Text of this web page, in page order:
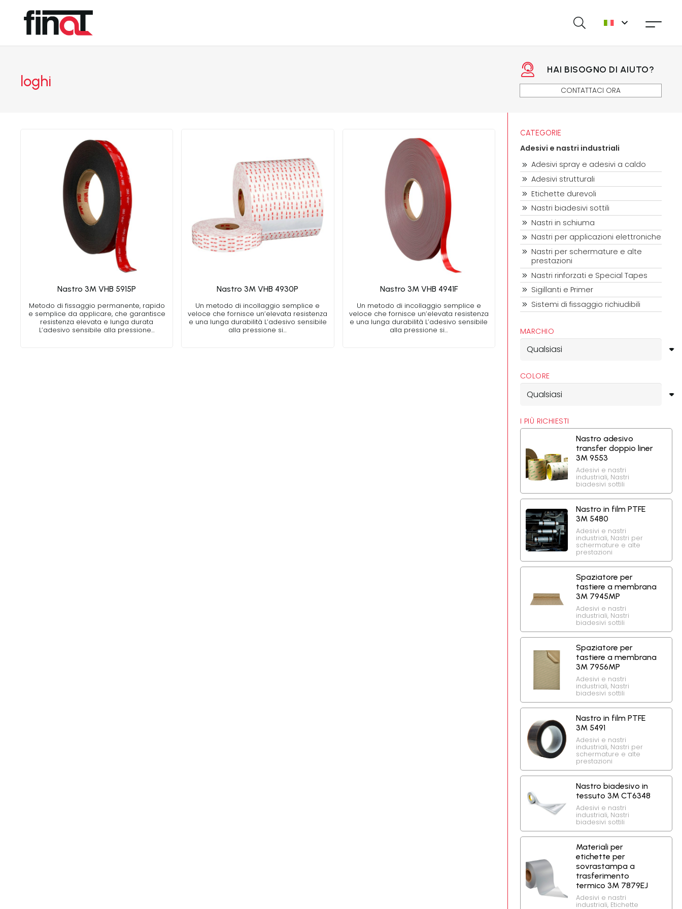
loghi
HAI BISOGNO DI AIUTO?
CONTATTACI ORA
Nastro 3M VHB 5915P
Metodo di fissaggio permanente, rapido
e semplice da applicare, che garantisce
resistenza elevata e lunga durata
L’adesivo sensibile alla pressione…
Nastro 3M VHB 4930P
Un metodo di incollaggio semplice e
veloce che fornisce un’elevata resistenza
e una lunga durabilità L’adesivo sensibile
alla pressione si…
Nastro 3M VHB 4941F
Un metodo di incollaggio semplice e
veloce che fornisce un’elevata resistenza
e una lunga durabilità L’adesivo sensibile
alla pressione si…
CATEGORIE
Adesivi e nastri industriali
Adesivi spray e adesivi a caldo
Adesivi strutturali
Etichette durevoli
Nastri biadesivi sottili
Nastri in schiuma
Nastri per applicazioni elettroniche
Nastri per schermature e alte
prestazioni
Nastri rinforzati e Special Tapes
Sigillanti e Primer
Sistemi di fissaggio richiudibili
MARCHIO
COLORE
I PIÙ RICHIESTI
Nastro adesivo
transfer doppio liner
3M 9553
Adesivi e nastri
industriali, Nastri
biadesivi sottili
Nastro in film PTFE
3M 5480
Adesivi e nastri
industriali, Nastri per
schermature e alte
prestazioni
Spaziatore per
tastiere a membrana
3M 7945MP
Adesivi e nastri
industriali, Nastri
biadesivi sottili
Spaziatore per
tastiere a membrana
3M 7956MP
Adesivi e nastri
industriali, Nastri
biadesivi sottili
Nastro in film PTFE
3M 5491
Adesivi e nastri
industriali, Nastri per
schermature e alte
prestazioni
Nastro biadesivo in
tessuto 3M CT6348
Adesivi e nastri
industriali, Nastri
biadesivi sottili
Materiali per
etichette per
sovrastampa a
trasferimento
termico 3M 7879EJ
Adesivi e nastri
industriali, Etichette